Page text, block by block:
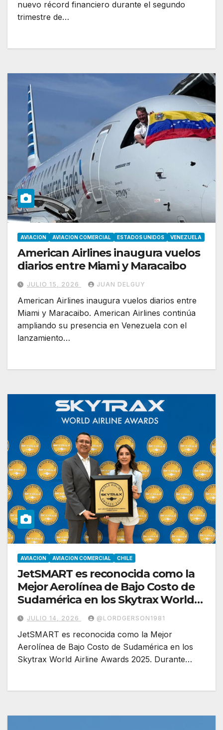
nuevo récord financiero durante el segundo
trimestre de…
AVIACION AVIACION COMERCIAL ESTADOS UNIDOS VENEZUELA
American Airlines inaugura vuelos
diarios entre Miami y Maracaibo
JULIO 15, 2026 JUAN DELGUY
American Airlines inaugura vuelos diarios entre
Miami y Maracaibo. American Airlines continúa
ampliando su presencia en Venezuela con el
lanzamiento…
AVIACION AVIACION COMERCIAL CHILE
JetSMART es reconocida como la
Mejor Aerolínea de Bajo Costo de
Sudamérica en los Skytrax World
Airline Awards 2025
JULIO 14, 2026 @LORDGERSON1981
JetSMART es reconocida como la Mejor
Aerolínea de Bajo Costo de Sudamérica en los
Skytrax World Airline Awards 2025. Durante…